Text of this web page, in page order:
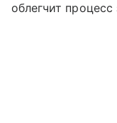
облегчит процесс